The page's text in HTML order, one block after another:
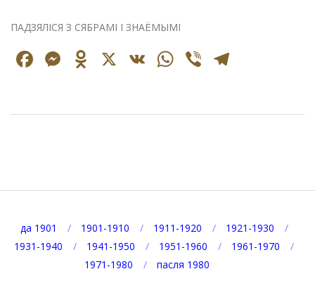
ПАДЗЯЛІСЯ З СЯБРАМІ І ЗНАЁМЫМІ
Facebook
Messenger
Odnoklassniki
X VK WhatsApp
Viber
да 1901 1901-1910 1911-1920
1921-1930
1931-1940
1941-1950 1951-1960
1961-1970
1971-1980
пасля 1980